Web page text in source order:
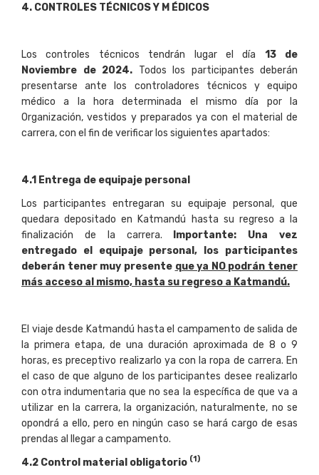
4. CONTROLES TÉCNICOS Y M ÉDICOS
Los controles técnicos tendrán lugar el día 13 de
Noviembre de 2024. Todos los participantes deberán
presentarse ante los controladores técnicos y equipo
médico a la hora determinada el mismo día por la
Organización, vestidos y preparados ya con el material de
carrera, con el fin de verificar los siguientes apartados:
4.1 Entrega de equipaje personal
Los participantes entregaran su equipaje personal, que
quedara depositado en Katmandú hasta su regreso a la
finalización de la carrera.
Importante: Una vez
entregado el equipaje personal, los participantes
deberán tener muy presente que ya NO podrán tener
más acceso al mismo, hasta su regreso a Katmandú.
El viaje desde Katmandú hasta el campamento de salida de
la primera etapa, de una duración aproximada de 8 o 9
horas, es preceptivo realizarlo ya con la ropa de carrera. En
el caso de que alguno de los participantes desee realizarlo
con otra indumentaria que no sea la específica de que va a
utilizar en la carrera, la organización, naturalmente, no se
opondrá a ello, pero en ningún caso se hará cargo de esas
prendas al llegar a campamento.
4.2 Control material obligatorio (1 )